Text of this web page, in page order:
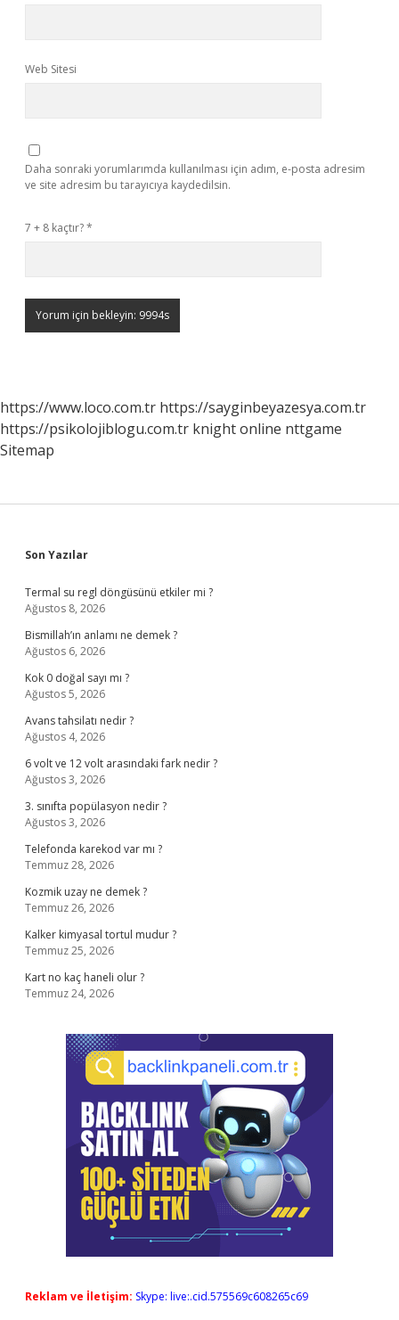
Web Sitesi
Daha sonraki yorumlarımda kullanılması için adım, e-posta adresim
ve site adresim bu tarayıcıya kaydedilsin.
7 + 8 kaçtır?*
https://www.loco.com.tr https://sayginbeyazesya.com.tr
https://psikolojiblogu.com.tr knight online nttgame
Sitemap
Sidebar
Son Yazılar
Termal su regl döngüsünü etkiler mi ?
Ağustos 8, 2026
Bismillah’ın anlamı ne demek ?
Ağustos 6, 2026
Kok 0 doğal sayı mı ?
Ağustos 5, 2026
Avans tahsilatı nedir ?
Ağustos 4, 2026
6 volt ve 12 volt arasındaki fark nedir ?
Ağustos 3, 2026
3. sınıfta popülasyon nedir ?
Ağustos 3, 2026
Telefonda karekod var mı ?
Temmuz 28, 2026
Kozmik uzay ne demek ?
Temmuz 26, 2026
Kalker kimyasal tortul mudur ?
Temmuz 25, 2026
Kart no kaç haneli olur ?
Temmuz 24, 2026
Reklam ve İletişim: Skype: live:.cid.575569c608265c69